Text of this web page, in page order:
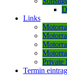
Links
Private
Termin